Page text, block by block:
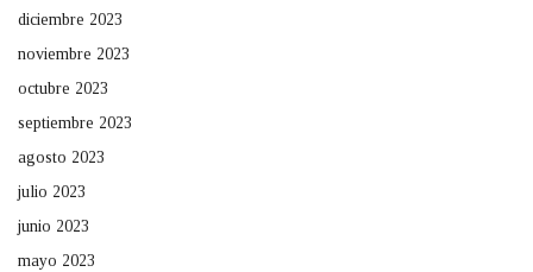
diciembre 2023
noviembre 2023
octubre 2023
septiembre 2023
agosto 2023
julio 2023
junio 2023
mayo 2023